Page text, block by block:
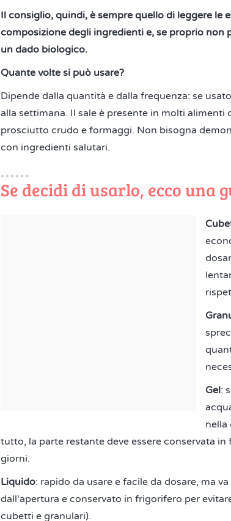
Il consiglio, quindi, è sempre quello di leggere le
composizione degli ingredienti e, se proprio non
un dado biologico.
Quante volte si può usare?
Dipende dalla quantità e dalla frequenza: se
alla settimana. Il sale è presente in molti alimenti
prosciutto crudo e formaggi. Non bisogna
con ingredienti salutari.
Se decidi di usarlo, ecco una
Gel:
nella
tutto, la parte restante deve essere conservata
giorni.
Liquido: rapido da usare e facile da dosare, ma
dall'apertura e conservato in frigorifero per
cubetti e granulari).